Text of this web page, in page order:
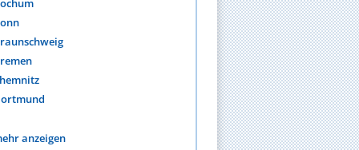
anzeigen